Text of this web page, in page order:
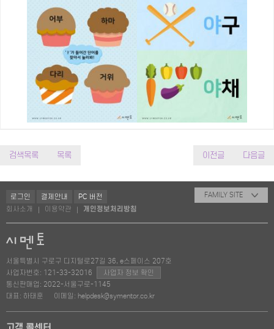
검색목록 목록 이전글 다음글
로그인 결제안내
PC 버전
회사소개
이용약관 개인정보처리방침
FAMILY SITE
서울특별시 구로구 디지털로27길 36, e스페이스 207호
사업자번호: 121-33-32016
사업자 정보 확인
통신판매업: 2022-서울구로-1145
대표: 하태훈
이메일: helpdesk@symentor.co.kr